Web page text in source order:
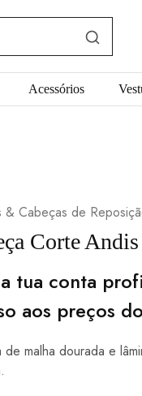
Acessórios
& Cabeças de
Corte
tua conta
aos preços
de malha dourada e